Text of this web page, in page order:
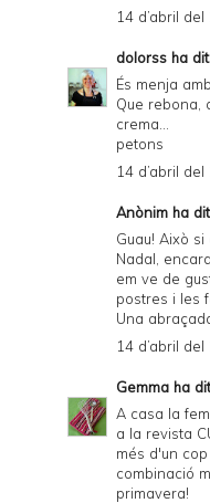
14 d’abril
dolorss ha
És menja
Que rebona,
crema...
petons
14 d’abril
Anònim ha
Guau! Això
Nadal,
em ve de
postres i les
Una
14 d’abril
Gemma ha
A casa la
a la revista
més d'un
combinació
primavera!